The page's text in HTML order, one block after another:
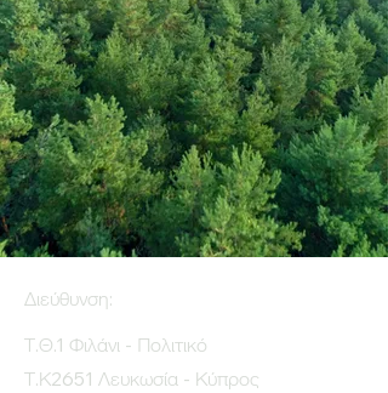
Διεύθυνση:
Τ.Θ.1 Φιλάνι - Πολιτικό
Τ.Κ2651 Λευκωσία - Κύπρος